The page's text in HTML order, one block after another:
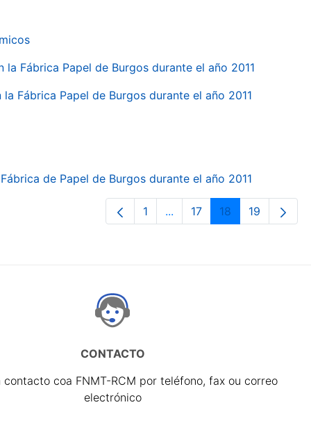
Fábrica Papel de Burgos durante el año 2011
Fábrica Papel de Burgos durante el año 2011
de Papel de Burgos durante el año 2011
Páxina
1 ...Páxinas intermedias Use
Páxina
17 Páxina
18 Páxina
19
CONTACTO
contacto coa FNMT-RCM por teléfono, fax ou correo
electrónico